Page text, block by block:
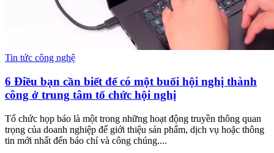
Tin tức công nghệ
6 Điều bạn cần biết để có một buổi hội nghị thành
công ở trung tâm tổ chức hội nghị
Tổ chức họp báo là một trong những hoạt động truyền thông quan
trọng của doanh nghiệp để giới thiệu sản phẩm, dịch vụ hoặc thông
tin mới nhất đến báo chí và công chúng....